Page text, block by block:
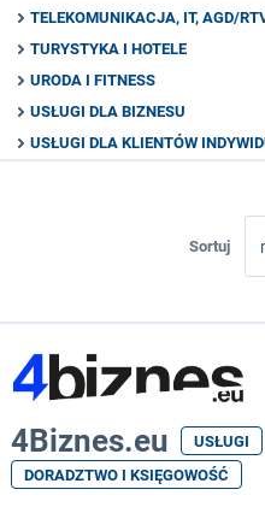
TELEKOMUNIKACJA, IT, AGD/
TURYSTYKA I HOTELE
URODA I FITNESS
USŁUGI DLA BIZNESU
USŁUGI DLA KLIENTÓW
Sortuj
4Biznes.eu
USŁUGI
DORADZTWO I KSIĘGOWOŚĆ